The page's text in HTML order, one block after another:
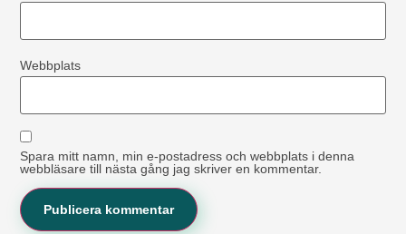
Webbplats
Spara mitt namn, min e-postadress och webbplats i denna
webbläsare till nästa gång jag skriver en kommentar.